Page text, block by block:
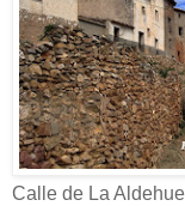
Calle de La